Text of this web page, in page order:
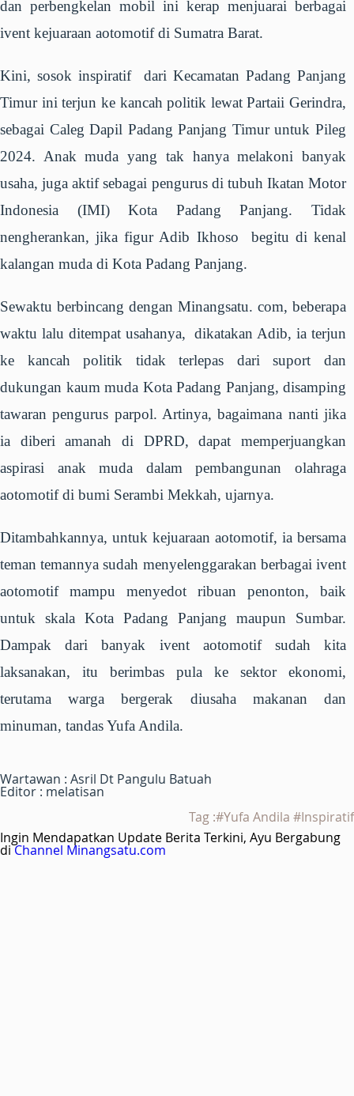
dan perbengkelan mobil ini kerap menjuarai berbagai
ivent kejuaraan aotomotif di Sumatra Barat.
Kini, sosok inspiratif dari Kecamatan Padang Panjang
Timur ini terjun ke kancah politik lewat Partaii Gerindra,
sebagai Caleg Dapil Padang Panjang Timur untuk Pileg
2024. Anak muda yang tak hanya melakoni banyak
usaha, juga aktif sebagai pengurus di tubuh Ikatan Motor
Indonesia (IMI) Kota Padang Panjang. Tidak
nengherankan, jika figur Adib Ikhoso begitu di kenal
kalangan muda di Kota Padang Panjang.
Sewaktu berbincang dengan Minangsatu. com, beberapa
waktu lalu ditempat usahanya, dikatakan Adib, ia terjun
ke kancah politik tidak terlepas dari suport dan
dukungan kaum muda Kota Padang Panjang, disamping
tawaran pengurus parpol. Artinya, bagaimana nanti jika
ia diberi amanah di DPRD, dapat memperjuangkan
aspirasi anak muda dalam pembangunan olahraga
aotomotif di bumi Serambi Mekkah, ujarnya.
Ditambahkannya, untuk kejuaraan aotomotif, ia bersama
teman temannya sudah menyelenggarakan berbagai ivent
aotomotif mampu menyedot ribuan penonton, baik
untuk skala Kota Padang Panjang maupun Sumbar.
Dampak dari banyak ivent aotomotif sudah kita
laksanakan, itu berimbas pula ke sektor ekonomi,
terutama warga bergerak diusaha makanan dan
minuman, tandas Yufa Andila.
Wartawan : Asril Dt Pangulu Batuah
Editor : melatisan
Tag :#Yufa Andila #Inspiratif
Ingin Mendapatkan Update Berita Terkini, Ayu Bergabung
diChannel Minangsatu.com